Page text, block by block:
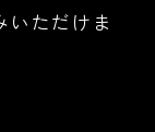
いただけま